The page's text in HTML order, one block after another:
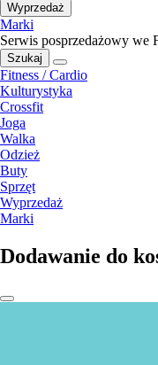
Wyprzedaż
Marki
Serwis posprzedażowy we
Szukaj
Fitness / Cardio
Kulturystyka
Crossfit
Joga
Walka
Odzież
Buty
Sprzęt
Wyprzedaż
Marki
Dodawanie do